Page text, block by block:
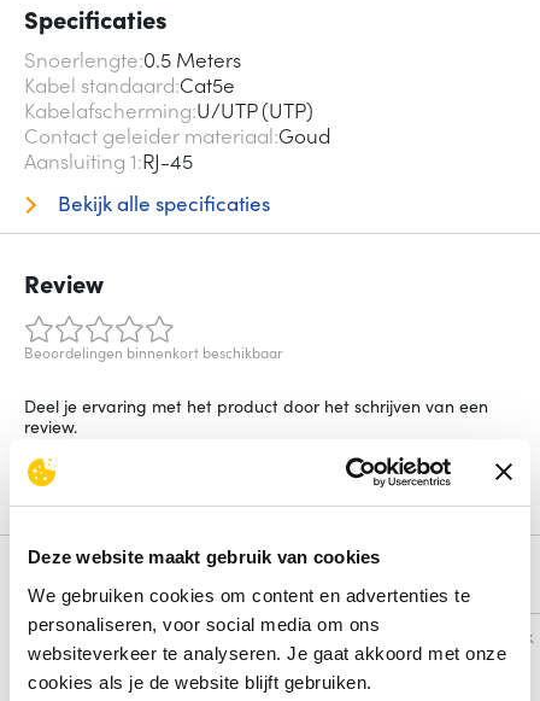
Deze website maakt gebruik van cookies
We gebruiken cookies om content en advertenties te
personaliseren, voor social media om ons
websiteverkeer te analyseren. Je gaat akkoord met onze
cookies als je de website blijft gebruiken.
Specificaties
Snoerlengte 0.5 Meters
Kabel standaard Cat5e
Kabelafscherming U/UTP (UTP)
Contact geleider materiaal Goud
Aansluiting 1 RJ-45
Bekijk alle specificaties
Review
Beoordelingen binnenkort beschikbaar
Deel je ervaring met het product door het schrijven van een
review.
Schrijf een review
Alternatieven
Vergelijk Vergelijk